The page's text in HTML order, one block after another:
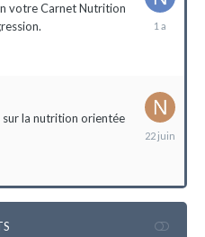
votre Carnet Nutrition
13
la nutrition orientée
22